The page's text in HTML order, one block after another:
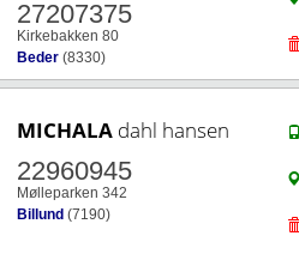
27207375
Kirkebakken 80
Beder (8330)
MICHALA dahl hansen
22960945
Mølleparken 342
Billund (7190)